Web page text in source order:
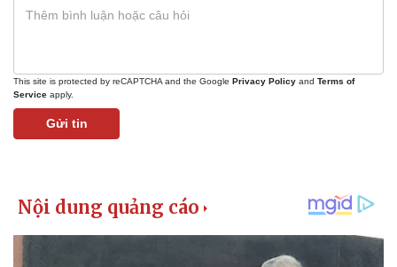
Pháp luật
This site is protected by reCAPTCHA and the Google Privacy Policy and Terms of
Service apply.
Gửi tin